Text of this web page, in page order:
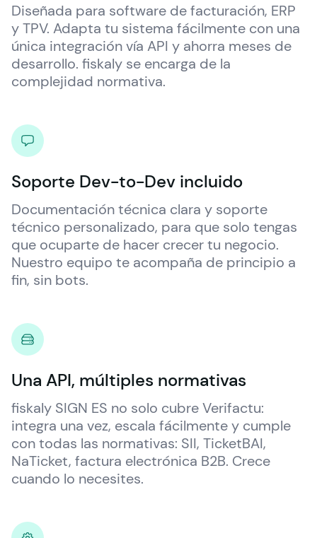
Diseñada para software de facturación, ERP
y TPV. Adapta tu sistema fácilmente con una
única integración vía API y ahorra meses de
desarrollo. fiskaly se encarga de la
complejidad normativa.
Soporte Dev-to-Dev incluido
Documentación técnica clara y soporte
técnico personalizado, para que solo tengas
que ocuparte de hacer crecer tu negocio.
Nuestro equipo te acompaña de principio a
fin, sin bots.
Una API, múltiples normativas
fiskaly SIGN ES no solo cubre Verifactu:
integra una vez, escala fácilmente y cumple
con todas las normativas: SII, TicketBAI,
NaTicket, factura electrónica B2B. Crece
cuando lo necesites.